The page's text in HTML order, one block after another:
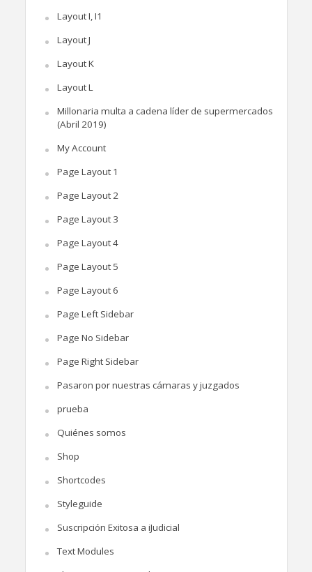
Layout I, I1
Layout J
Layout K
Layout L
Millonaria multa a cadena líder de supermercados
(Abril 2019)
My Account
Page Layout 1
Page Layout 2
Page Layout 3
Page Layout 4
Page Layout 5
Page Layout 6
Page Left Sidebar
Page No Sidebar
Page Right Sidebar
Pasaron por nuestras cámaras y juzgados
prueba
Quiénes somos
Shop
Shortcodes
Styleguide
Suscripción Exitosa a iJudicial
Text Modules